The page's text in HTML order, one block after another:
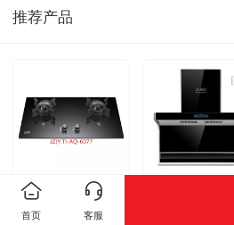
推荐产品
JZ(Y.T)-AQ-6077
首页 客服